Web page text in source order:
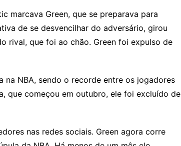
marcava Green, que se preparava para
de se desvencilhar do adversário, girou
rival, que foi ao chão. Green foi expulso de
na NBA, sendo o recorde entre os jogadores
que começou em outubro, ele foi excluído de
nas redes sociais. Green agora corre